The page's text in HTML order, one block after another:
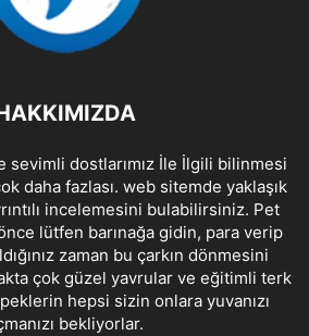
sevimli dostlarımız İle İlgili bilinmesi
daha fazlası. web sitemde yaklaşık
incelemesini bulabilirsiniz. Pet
lütfen barınağa gidin, para verip
zaman bu çarkın dönmesini
çok güzel yavrular ve eğitimli terk
hepsi sizin onlara yuvanızı
bekliyorlar.